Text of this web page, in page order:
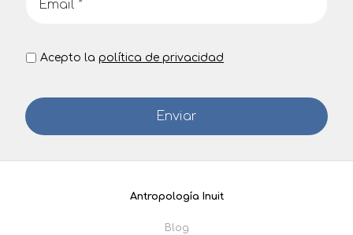
Acepto la política de privacidad
Antropología Inuit
Blog